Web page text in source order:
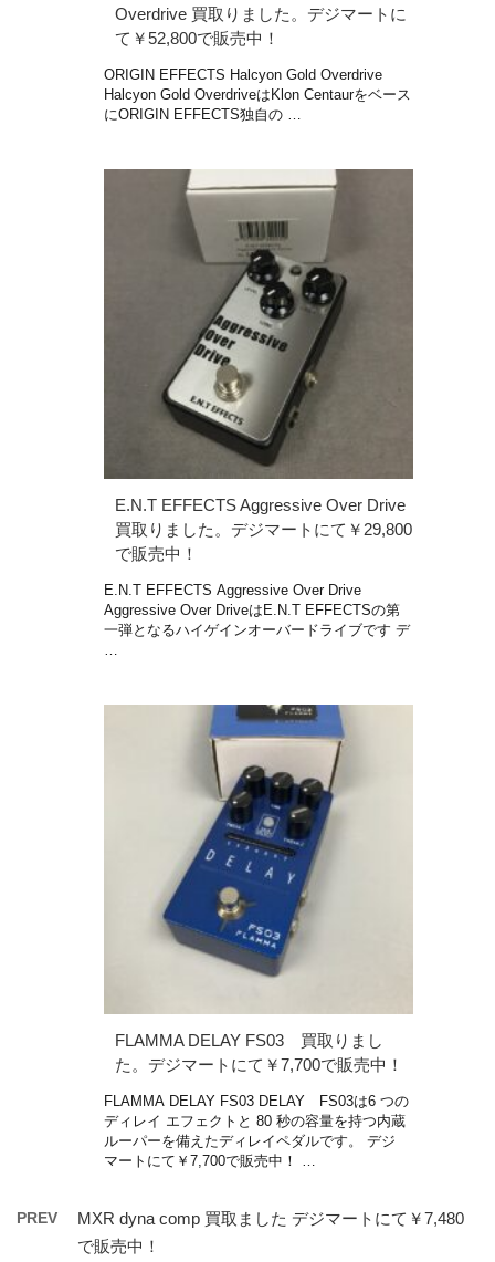
Overdrive 買取りました。デジマートに
て￥52,800で販売中！
ORIGIN EFFECTS Halcyon Gold Overdrive
Halcyon Gold OverdriveはKlon Centaurをベース
にORIGIN EFFECTS独自の …
E.N.T EFFECTS Aggressive Over Drive
買取りました。デジマートにて￥29,800
で販売中！
E.N.T EFFECTS Aggressive Over Drive
Aggressive Over DriveはE.N.T EFFECTSの第
一弾となるハイゲインオーバードライブです デ
FLAMMA DELAY FS03 買取りまし
た。デジマートにて￥7,700で販売中！
FLAMMA DELAY FS03 DELAY FS03は6 つの
ディレイ エフェクトと 80 秒の容量を持つ内蔵
ルーパーを備えたディレイペダルです。 デジ
マートにて￥7,700で販売中！ …
PREV
MXR dyna comp 買取ました デジマートにて￥7,480
で販売中！